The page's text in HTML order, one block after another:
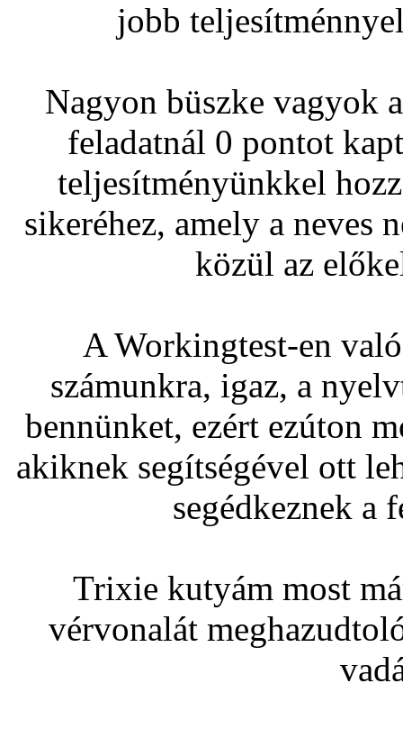
jobb
Nagyon büszke vagyok
feladatnál 0 pontot
teljesítményünkkel
sikeréhez, amely a neves
közül az
A Workingtest-en
számunkra, igaz, a
bennünket, ezért ezúton
akiknek segítségével ott
segédkeznek a
Trixie kutyám most
vérvonalát